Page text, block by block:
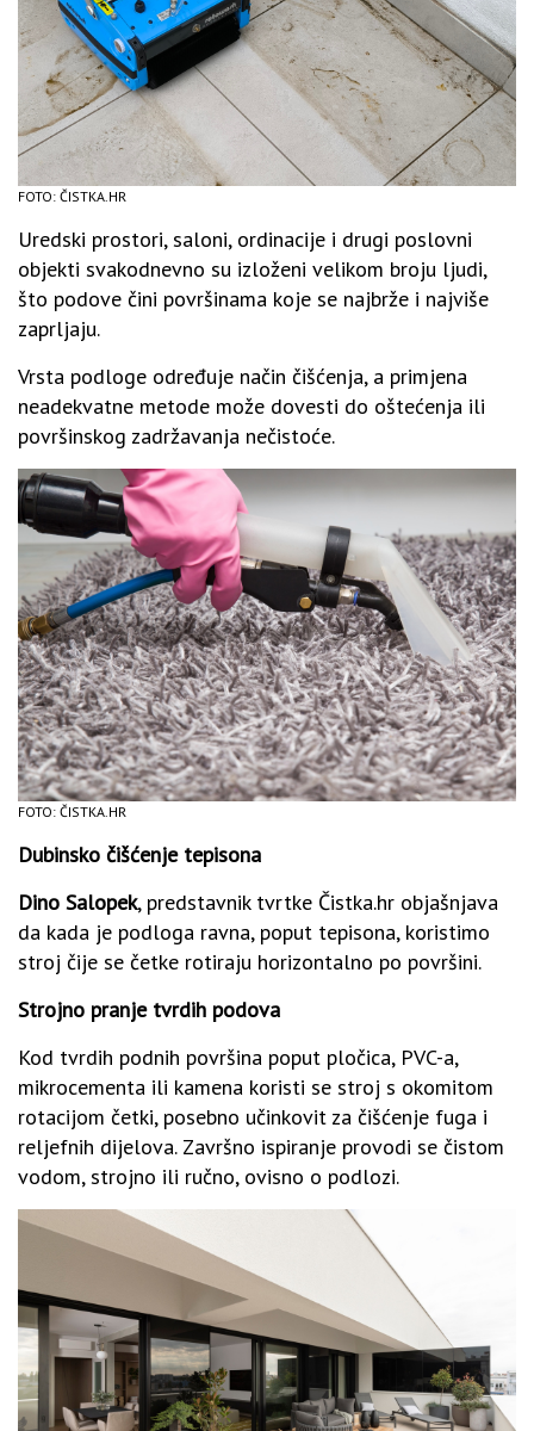
FOTO: ČISTKA.HR
Uredski prostori, saloni, ordinacije i drugi poslovni
objekti svakodnevno su izloženi velikom broju ljudi,
što podove čini površinama koje se najbrže i najviše
zaprljaju.
Vrsta podloge određuje način čišćenja, a primjena
neadekvatne metode može dovesti do oštećenja ili
površinskog zadržavanja nečistoće.
FOTO: ČISTKA.HR
Dubinsko čišćenje tepisona
Dino Salopek, predstavnik tvrtke Čistka.hr objašnjava
da kada je podloga ravna, poput tepisona, koristimo
stroj čije se četke rotiraju horizontalno po površini.
Strojno pranje tvrdih podova
Kod tvrdih podnih površina poput pločica, PVC-a,
mikrocementa ili kamena koristi se stroj s okomitom
rotacijom četki, posebno učinkovit za čišćenje fuga i
reljefnih dijelova. Završno ispiranje provodi se čistom
vodom, strojno ili ručno, ovisno o podlozi.